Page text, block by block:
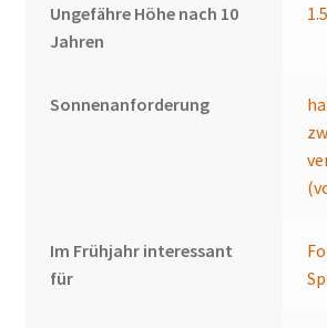
Ungefähre Höhe nach 10
Jahren
Sonnenanforderung
Im Frühjahr interessant
für